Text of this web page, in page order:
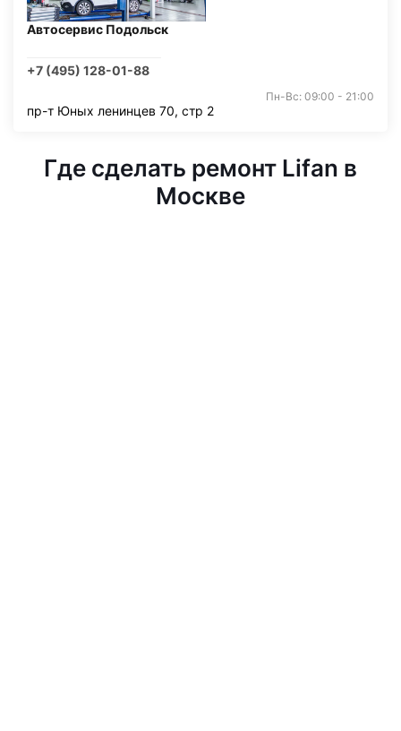
Автосервис Подольск
+7 (495) 128-01-88
Пн-Вс: 09:00 - 21:00
пр-т Юных ленинцев 70, стр 2
Где сделать ремонт Lifan в
Москве